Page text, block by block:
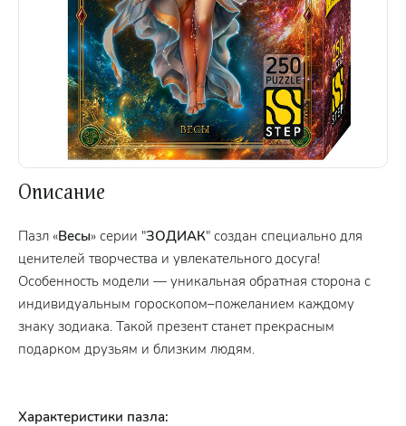
Описание
Пазл «Весы» серии "ЗОДИАК" создан специально для
ценителей творчества и увлекательного досуга!
Особенность модели — уникальная обратная сторона с
индивидуальным гороскопом–пожеланием каждому
знаку зодиака. Такой презент станет прекрасным
подарком друзьям и близким людям.
Характеристики пазла: